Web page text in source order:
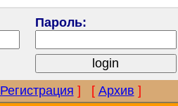
Пароль:
Регистрация ] [ Архив ]